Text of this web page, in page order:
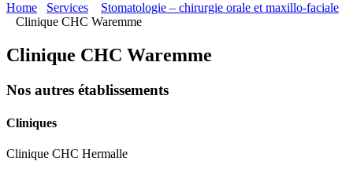
Home
Services
Stomatologie – chirurgie orale et maxillo-faciale
Clinique CHC Waremme
Clinique CHC Waremme
Nos autres établissements
Cliniques
Clinique CHC Hermalle